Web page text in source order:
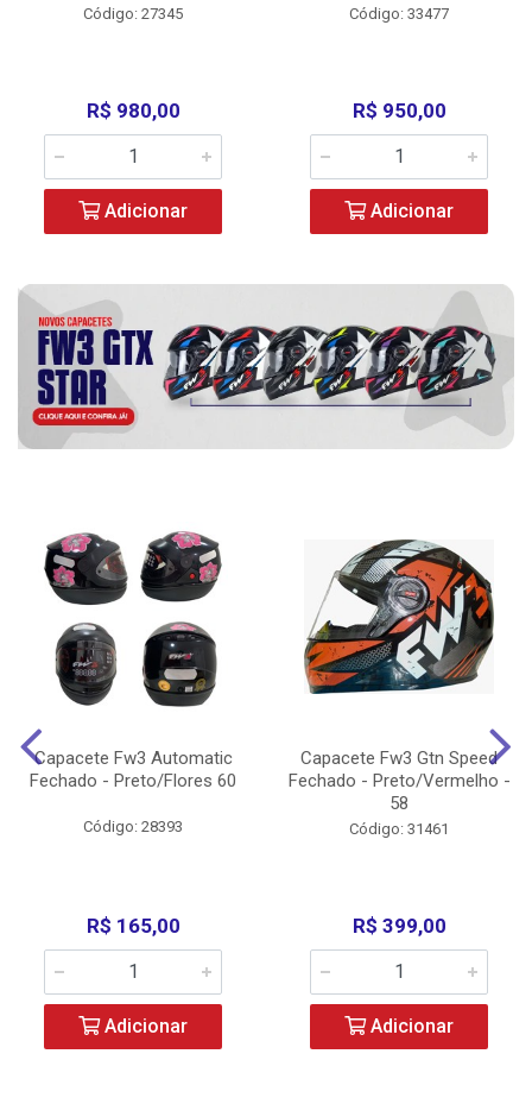
Código: 27345
R$ 980,00
Adicionar
Código: 33477
R$ 950,00
Adicionar
Capacete Fw3 Automatic
Fechado - Preto/Flores 60
Código: 28393
R$ 165,00
Adicionar
Capacete Fw3 Gtn Speed
Fechado - Preto/Vermelho -
58
Código: 31461
R$ 399,00
Adicionar